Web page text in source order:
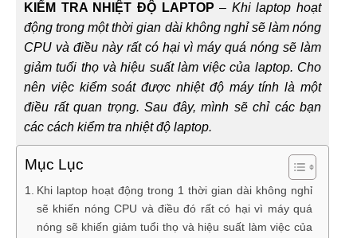
KIỂM TRA NHIỆT ĐỘ LAPTOP – Khi laptop hoạt
động trong một thời gian dài không nghỉ sẽ làm nóng
CPU và điều này rất có hại vì máy quá nóng sẽ làm
giảm tuổi thọ và hiệu suất làm việc của laptop. Cho
nên việc kiểm soát được nhiệt độ máy tính là một
điều rất quan trọng. Sau đây, mình sẽ chỉ các bạn
các cách kiểm tra nhiệt độ laptop.
Mục Lục
Khi laptop hoạt động trong 1 thời gian dài không nghỉ
sẽ khiến nóng CPU và điều đó rất có hại vì máy quá
nóng sẽ khiến giảm tuổi thọ và hiệu suất làm việc của